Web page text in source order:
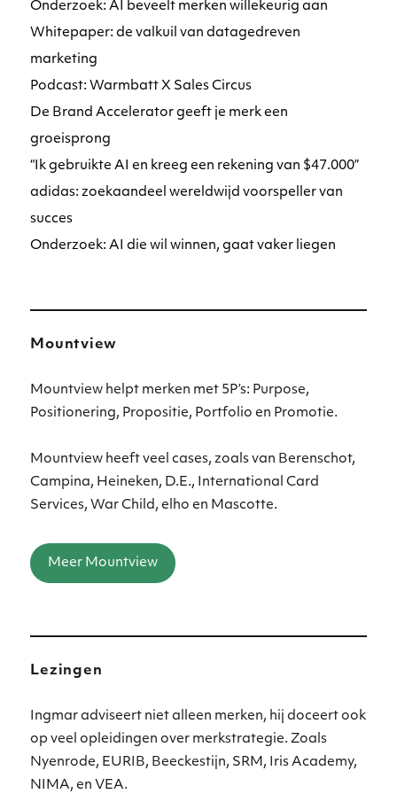
Onderzoek: AI beveelt merken willekeurig aan
Whitepaper: de valkuil van datagedreven
marketing
Podcast: Warmbatt X Sales Circus
De Brand Accelerator geeft je merk een
groeisprong
“Ik gebruikte AI en kreeg een rekening van $47.000”
adidas: zoekaandeel wereldwijd voorspeller van
succes
Onderzoek: AI die wil winnen, gaat vaker liegen
Mountview
Mountview helpt merken met 5P’s: Purpose,
Positionering, Propositie, Portfolio en Promotie.
Mountview heeft veel cases, zoals van Berenschot,
Campina, Heineken, D.E., International Card
Services, War Child, elho en Mascotte.
Meer Mountview
Lezingen
Ingmar adviseert niet alleen merken, hij doceert ook
op veel opleidingen over merkstrategie. Zoals
Nyenrode, EURIB, Beeckestijn, SRM, Iris Academy,
NIMA, en VEA.